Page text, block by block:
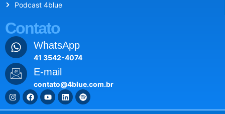
Podcast 4blue
Contato
WhatsApp
41 3542-4074
E-mail
contato@4blue.com.br